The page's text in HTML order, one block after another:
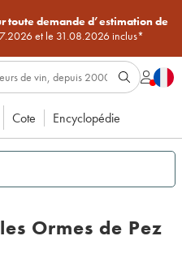
toute demande d’estimation de
et le 31.08.2026 inclus*
Cote Encyclopédie
Ormes de Pez